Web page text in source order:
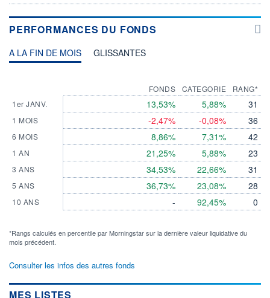
PERFORMANCES DU FONDS
A LA FIN DE MOIS GLISSANTES
1er JANV.
1 MOIS
6 MOIS
1 AN
3 ANS
5 ANS
10 ANS
FONDS
13,53%
-2,47%
8,86%
21,25%
34,53%
36,73%
-
CATEGORIE
5,88%
-0,08%
7,31%
5,88%
22,66%
23,08%
92,45%
RANG*
31
36
42
23
31
28
0
*Rangs calculés en percentile par Morningstar sur la dernière valeur liquidative du
mois précédent.
Consulter les infos des autres fonds
MES LISTES